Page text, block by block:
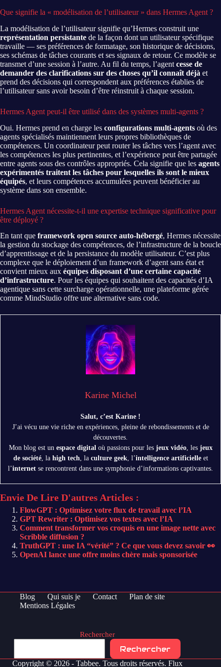
Que signifie la « modélisation de l’utilisateur » dans Hermes Agent ?
La modélisation de l’utilisateur signifie qu’Hermes construit une
représentation persistante de la façon dont un utilisateur spécifique
travaille — ses préférences de formatage, son historique de décisions,
ses schémas de tâches courants et ses signaux de retour. Ce modèle se
transmet d’une session à l’autre. Au fil du temps, l’agent cesse de
demander des clarifications sur des choses qu’il connaît déjà et
prend des décisions qui correspondent aux préférences établies de
l’utilisateur sans avoir besoin d’être réinstruit à chaque session.
Hermes Agent peut-il être utilisé dans des systèmes multi-agents ?
Oui. Hermes prend en charge les configurations multi-agents où des
agents spécialisés maintiennent leurs propres bibliothèques de
compétences. Un coordinateur peut router les tâches vers l’agent avec
les compétences les plus pertinentes, et l’expérience peut être partagée
entre agents sous des contrôles appropriés. Cela signifie que les agents
expérimentés traitent les tâches pour lesquelles ils sont le mieux
équipés, et leurs compétences accumulées peuvent bénéficier au
système dans son ensemble.
Hermes Agent nécessite-t-il une expertise technique significative pour
être déployé ?
En tant que framework open source auto-hébergé, Hermes nécessite
la gestion du stockage des compétences, de l’infrastructure de la boucle
d’apprentissage et de la persistance du modèle utilisateur. C’est plus
complexe que le déploiement d’un framework d’agent sans état et
convient mieux aux équipes disposant d’une certaine capacité
d’infrastructure. Pour les équipes qui souhaitent des capacités d’IA
agentique sans cette surcharge opérationnelle, une plateforme gérée
comme MindStudio offre une alternative sans code.
Karine Michel
Salut, c’est Karine !
J’ai vécu une vie riche en expériences, pleine de rebondissements et de
découvertes.
Mon blog est un espace digitaloù passions pour les jeux vidéo, les jeux
de société, la high tech, la culture geek, l’intelligence artificielleet
l’internet se rencontrent dans une symphonie d’informations captivantes.
Envie De Lire D'autres Articles :
FlowGPT : Optimisez votre flux de travail avec l’IA
GPT Rewriter : Optimisez vos textes avec l’IA
Comment transformer vos croquis en une image nette avec
Scribble diffusion ?
TruthGPT : une IA “vérité” ? Ce que vous devez savoir 👀
OpenAI lance une offre moins chère mais sponsorisée
Blog Qui suis je Contact
Plan de site
Mentions Légales
Rechercher
Rechercher
Copyright © 2026 - Tabbee. Tous droits réservés. Flux